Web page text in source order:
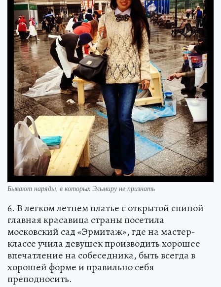
Бывают наряды, в которых Эльмиру не признать
6. В легком летнем платье с открытой спиной
главная красавица страны посетила
московский сад «Эрмитаж», где на мастер-
классе учила девушек производить хорошее
впечатление на собеседника, быть всегда в
хорошей форме и правильно себя
преподносить.